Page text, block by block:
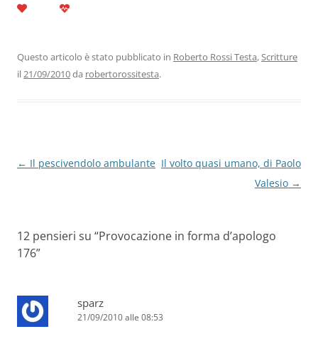
b
o
dI
n
A
p
a
m
vi
Questo articolo è stato pubblicato in Roberto Rossi Testa,Scritture
il21/09/2010da robertorossitesta.
Navigazione
← Il pescivendolo ambulante Il volto quasi umano, di Paolo
Valesio →
12 pensieri su “Provocazione in forma d’apologo
176”
sparz
21/09/2010 alle 08:53